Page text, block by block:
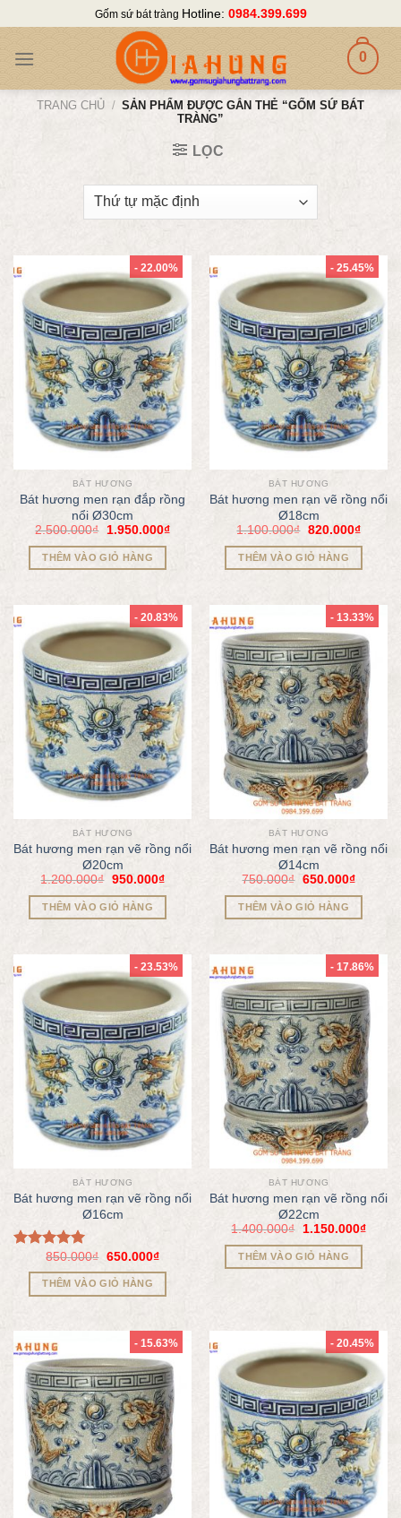
content
Gốm sứ bát tràng Hotline: 0984.399.699
0
TRANG CHỦ / SẢN PHẨM ĐƯỢC GẮN THẺ “GỐM SỨ BÁT
TRÀNG”
LỌC
- 22.00%
BÁT HƯƠNG
Bát hương men rạn đắp rồng
nổi Ø30cm
2.500.000₫ 1.950.000₫
THÊM VÀO GIỎ HÀNG
- 25.45%
BÁT HƯƠNG
Bát hương men rạn vẽ rồng nổi
Ø18cm
1.100.000₫ 820.000₫
THÊM VÀO GIỎ HÀNG
- 20.83%
BÁT HƯƠNG
Bát hương men rạn vẽ rồng nổi
Ø20cm
1.200.000₫ 950.000₫
THÊM VÀO GIỎ HÀNG
- 13.33%
BÁT HƯƠNG
Bát hương men rạn vẽ rồng nổi
Ø14cm
750.000₫ 650.000₫
THÊM VÀO GIỎ HÀNG
- 23.53%
BÁT HƯƠNG
Bát hương men rạn vẽ rồng nổi
Ø16cm
Được xếp
hạng5.00
5 sao
850.000₫ 650.000₫
THÊM VÀO GIỎ HÀNG
- 17.86%
BÁT HƯƠNG
Bát hương men rạn vẽ rồng nổi
Ø22cm
1.400.000₫ 1.150.000₫
THÊM VÀO GIỎ HÀNG
- 15.63% - 20.45%